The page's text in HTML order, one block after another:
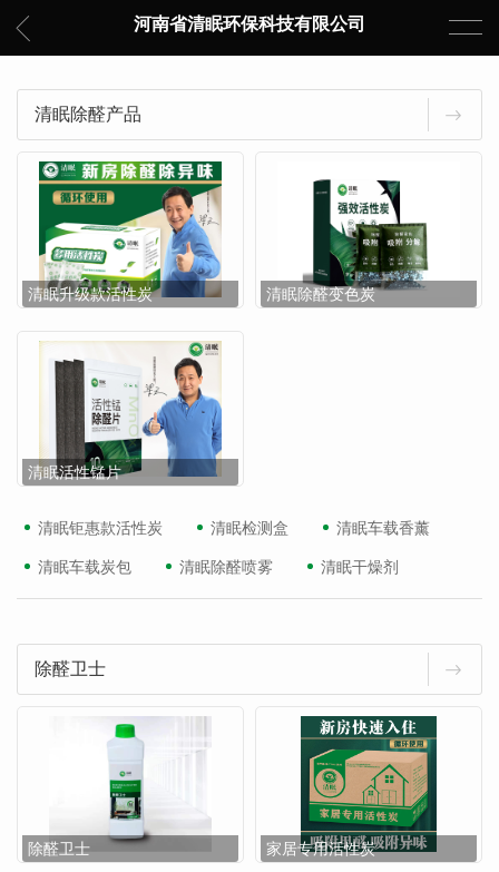
河南省清眠环保科技有限公司
清眠除醛产品
清眠升级款活性炭 清眠除醛变色炭
清眠活性锰片
清眠钜惠款活性炭 清眠检测盒 清眠车载香薰
清眠车载炭包 清眠除醛喷雾 清眠干燥剂
除醛卫士
除醛卫士 家居专用活性炭